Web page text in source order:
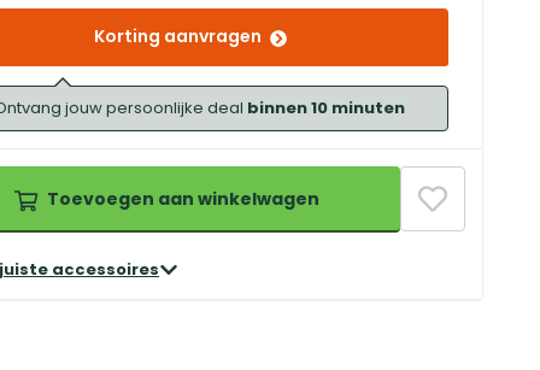
Korting aanvragen
jouw persoonlijke deal binnen 10 minuten
Toevoegen aan winkelwagen
accessoires